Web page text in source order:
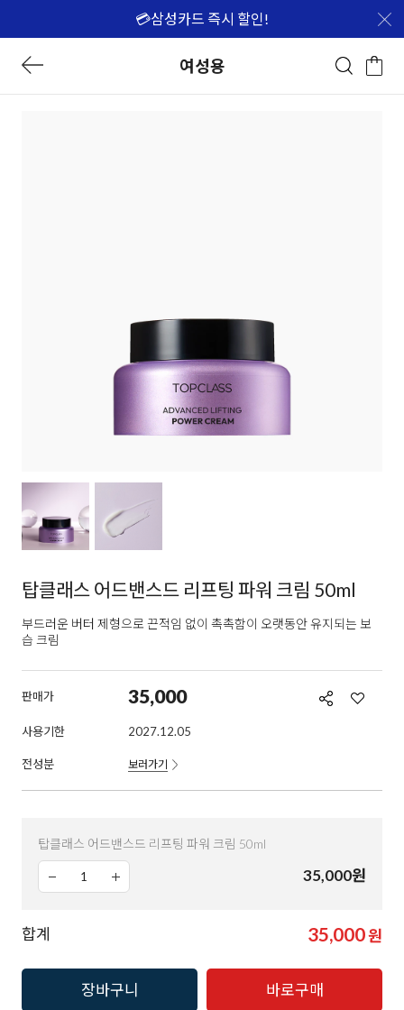
💳삼성카드 즉시 할인!
여성용
탑클래스 어드밴스드 리프팅 파워 크림 50ml
부드러운 버터 제형으로 끈적임 없이 촉촉함이 오랫동안 유지되는 보
습 크림
판매가 35,000
사용기한 2027.12.05
전성분 보러가기
탑클래스 어드밴스드 리프팅 파워 크림 50ml
35,000원
합계 35,000원
장바구니 바로구매